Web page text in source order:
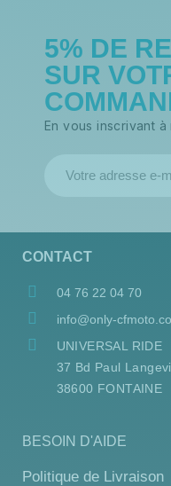
5% DE
SUR
En vous inscrivant
CONTACT
04 76 22 04 70
info@only-
UNIVERSAL RIDE
37 Bd Paul
38600 FONTAINE
BESOIN D'AIDE
Politique de Livraison